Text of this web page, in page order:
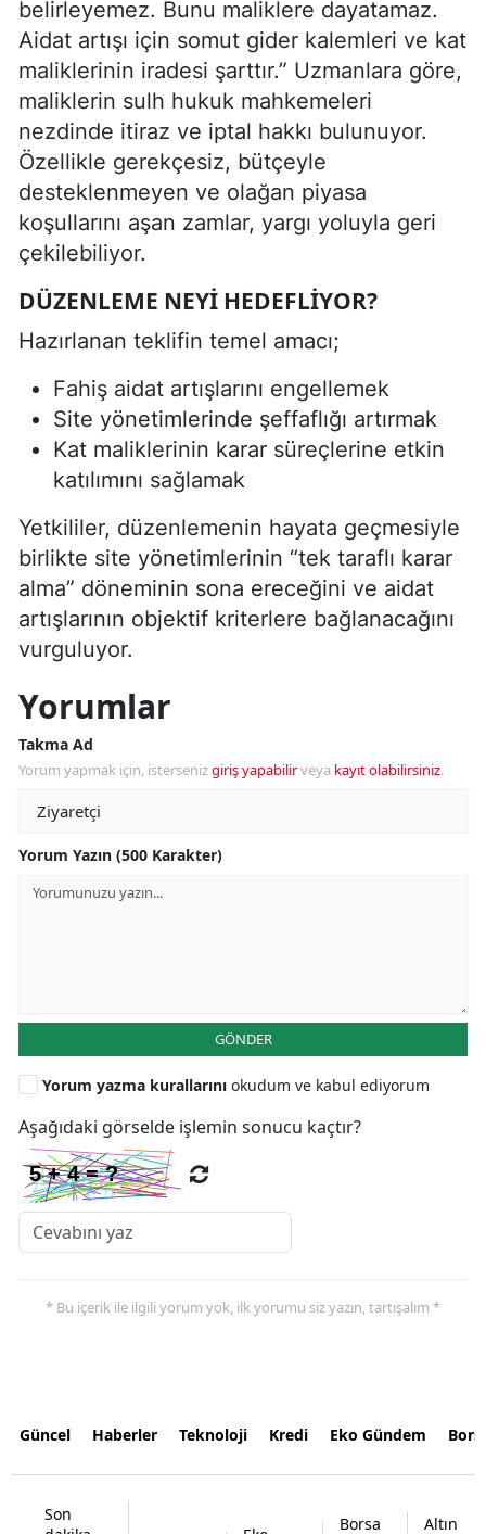
belirleyemez. Bunu maliklere dayatamaz.
Aidat artışı için somut gider kalemleri ve kat
maliklerinin iradesi şarttır.” Uzmanlara göre,
maliklerin sulh hukuk mahkemeleri
nezdinde itiraz ve iptal hakkı bulunuyor.
Özellikle gerekçesiz, bütçeyle
desteklenmeyen ve olağan piyasa
koşullarını aşan zamlar, yargı yoluyla geri
çekilebiliyor.
DÜZENLEME NEYI HEDEFLIYOR?
Hazırlanan teklifin temel amacı;
Fahiş aidat artışlarını engellemek
Site yönetimlerinde şeffaflığı artırmak
Kat maliklerinin karar süreçlerine etkin
katılımını sağlamak
Yetkililer, düzenlemenin hayata geçmesiyle
birlikte site yönetimlerinin “tek taraflı karar
alma” döneminin sona ereceğini ve aidat
artışlarının objektif kriterlere bağlanacağını
vurguluyor.
Yorumlar
Takma Ad
Yorum yapmak için, istersenizgiriş yapabilirveya kayıt olabilirsiniz.
Yorum Yazın (500 Karakter)
GÖNDER
Yorum yazma kurallarını okudum ve kabul ediyorum
Aşağıdaki görselde işlemin sonucu kaçtır?
* Bu içerik ile ilgili yorum yok, ilk yorumu siz yazın, tartışalım *
Güncel Haberler Teknoloji Kredi Eko Gündem
Son
Borsa Altın